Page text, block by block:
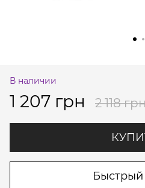
В наличии
1 207 грн 2 118
Быстрый